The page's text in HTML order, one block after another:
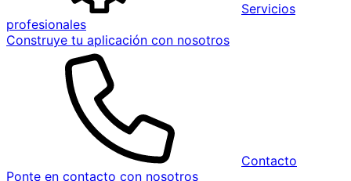
Servicios
profesionales
Construye tu aplicación con nosotros
Contacto
Ponte en contacto con nosotros